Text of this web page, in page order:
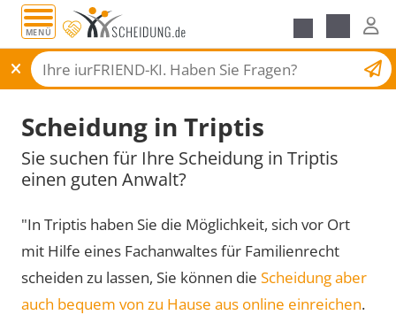
MENÜ
Scheidungsantrag
Scheidung in Triptis
Sie suchen für Ihre Scheidung in Triptis
einen guten Anwalt?
"In Triptis haben Sie die Möglichkeit, sich vor Ort
mit Hilfe eines Fachanwaltes für Familienrecht
scheiden zu lassen, Sie können die Scheidung aber
auch bequem von zu Hause aus online einreichen.